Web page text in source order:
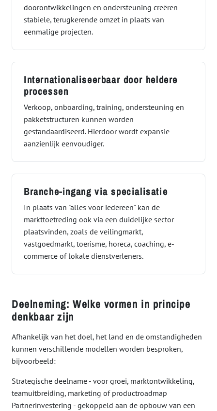
doorontwikkelingen en ondersteuning creëren
stabiele, terugkerende omzet in plaats van
eenmalige projecten.
Internationaliseerbaar door heldere
processen
Verkoop, onboarding, training, ondersteuning en
pakketstructuren kunnen worden
gestandaardiseerd. Hierdoor wordt expansie
aanzienlijk eenvoudiger.
Branche-ingang via specialisatie
In plaats van "alles voor iedereen" kan de
markttoetreding ook via een duidelijke sector
plaatsvinden, zoals de veilingmarkt,
vastgoedmarkt, toerisme, horeca, coaching, e-
commerce of lokale dienstverleners.
Deelneming: Welke vormen in principe
denkbaar zijn
Afhankelijk van het doel, het land en de omstandigheden
kunnen verschillende modellen worden besproken,
bijvoorbeeld:
Strategische deelname - voor groei, marktontwikkeling,
teamuitbreiding, marketing of productroadmap
Partnerinvestering - gekoppeld aan de opbouw van een